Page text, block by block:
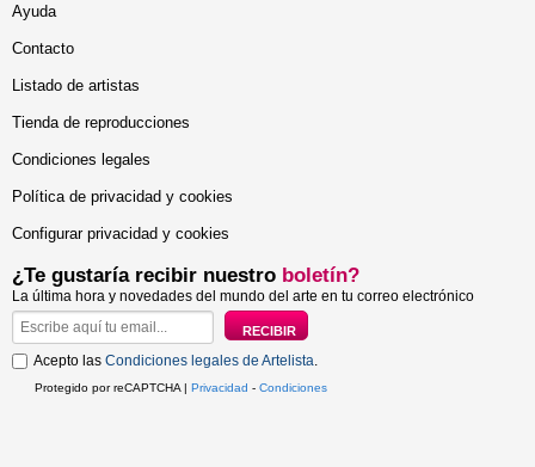
Ayuda
Contacto
Listado de artistas
Tienda de reproducciones
Condiciones legales
Política de privacidad y cookies
Configurar privacidad y cookies
¿Te gustaría recibir nuestro boletín?
La última hora y novedades del mundo del arte en tu correo electrónico
Acepto las Condiciones legales de Artelista.
Protegido por reCAPTCHA | Privacidad - Condiciones